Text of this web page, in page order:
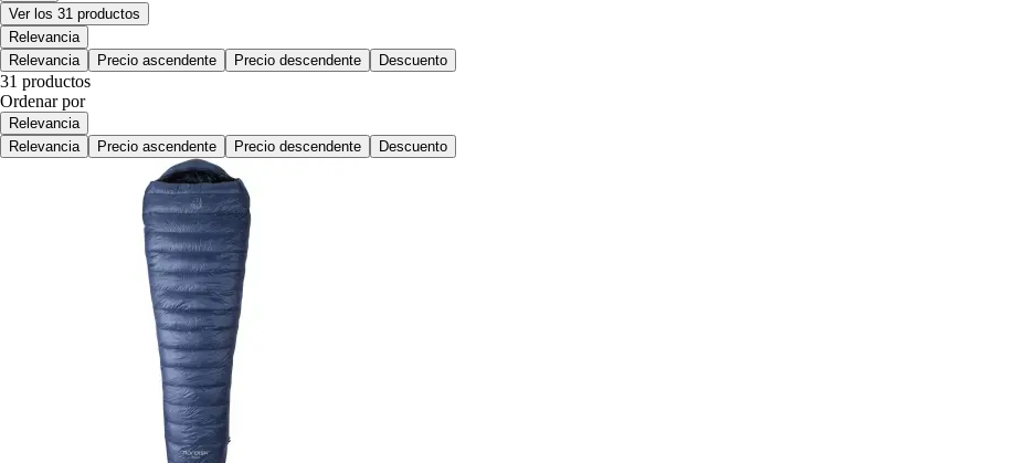
Ver los 31 productos
Relevancia
Relevancia
Precio ascendente Precio descendente Descuento
31 productos
Ordenar por
Relevancia
Relevancia
Precio ascendente Precio descendente Descuento